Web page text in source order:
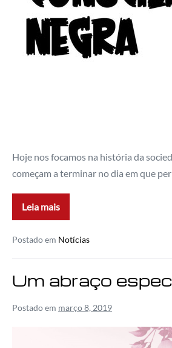
Hoje nos focamos na história da
começam a terminar no dia em que
Leia mais
Postado em Notícias
Um abraço
Postado em março 8, 2019